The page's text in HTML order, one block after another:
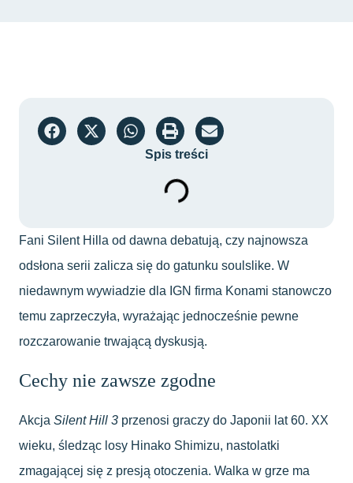
Spis treści
Fani Silent Hilla od dawna debatują, czy najnowsza
odsłona serii zalicza się do gatunku soulslike. W
niedawnym wywiadzie dla IGN firma Konami stanowczo
temu zaprzeczyła, wyrażając jednocześnie pewne
rozczarowanie trwającą dyskusją.
Cechy nie zawsze zgodne
Akcja Silent Hill 3 przenosi graczy do Japonii lat 60. XX
wieku, śledząc losy Hinako Shimizu, nastolatki
zmagającej się z presją otoczenia. Walka w grze ma